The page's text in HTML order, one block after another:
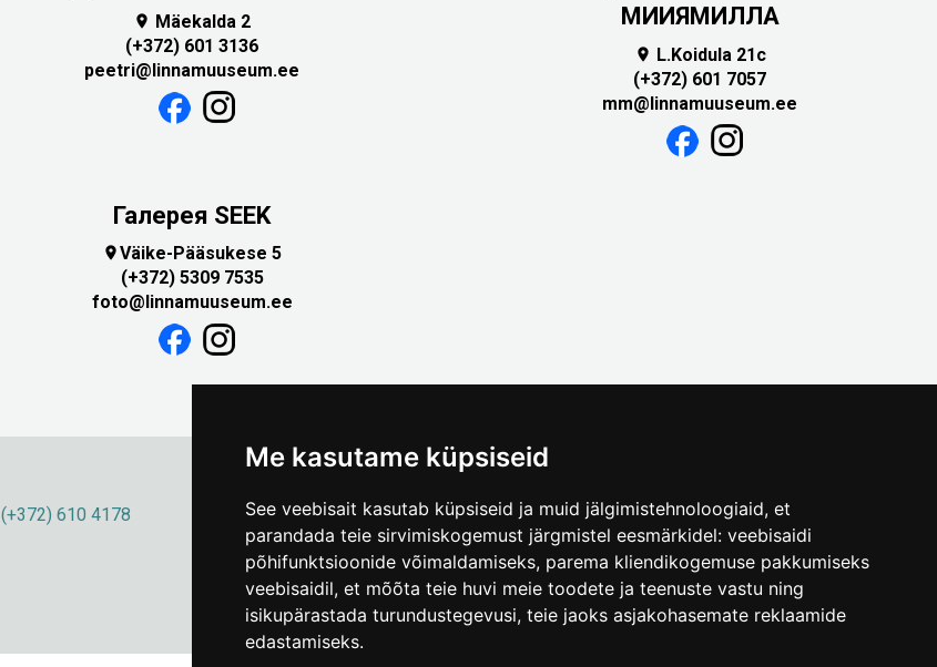
Me kasutame küpsiseid
See veebisait kasutab küpsiseid ja muid jälgimistehnoloogiaid, et
parandada teie sirvimiskogemust järgmistel eesmärkidel: veebisaidi
põhifunktsioonide võimaldamiseks, parema kliendikogemuse pakkumiseks
veebisaidil, et mõõta teie huvi meie toodete ja teenuste vastu ning
isikupärastada turundustegevusi, teie jaoks asjakohasemate reklaamide
edastamiseks.
 Mäekalda 2
(+372) 601 3136
peetri@linnamuuseum.ee
МИИЯМИЛЛА
 L.Koidula 21c
(+372) 601 7057
mm@linnamuuseum.ee
Галерея SEEK
Väike-Pääsukese 5
(+372) 5309 7535
foto@linnamuuseum.ee
(+372) 610 4178 info@linnamuuseum.ee